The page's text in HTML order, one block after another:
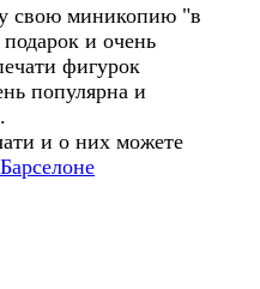
свою миникопию "в
и очень
фигурок
популярна и
и о них можете